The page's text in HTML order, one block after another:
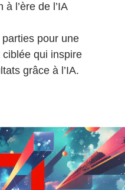
l’ère de l’IA
pour une
qui inspire
grâce à l’IA.